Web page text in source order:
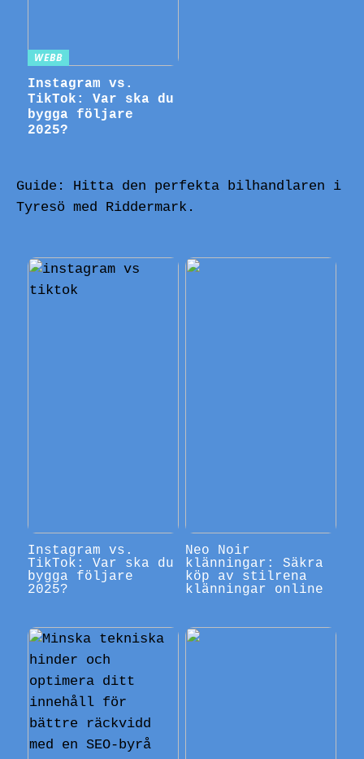
WEBB
Instagram vs.
TikTok: Var ska du
bygga följare
2025?
Guide: Hitta den perfekta bilhandlaren i
Tyresö med Riddermark.
Instagram vs.
TikTok: Var ska du
bygga följare
2025?
Neo Noir
klänningar: Säkra
köp av stilrena
klänningar online